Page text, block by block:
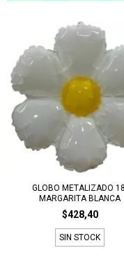
GLOBO METALIZADO
MARGARITA BLANCA
$428,40
SIN STOCK